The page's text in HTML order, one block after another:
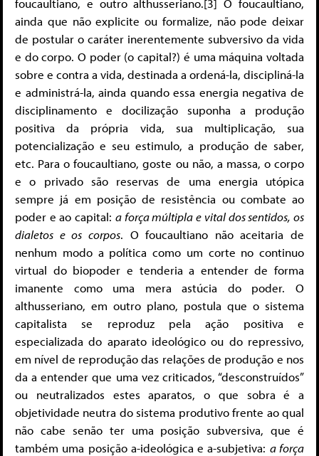
ainda que não explicite ou formalize, não pode deixar
de postular o caráter inerentemente subversivo da vida
e do corpo. O poder (o capital?) é uma máquina voltada
sobre e contra a vida, destinada a ordená-la, discipliná-la
e administrá-la, ainda quando essa energia negativa de
disciplinamento e docilização suponha a produção
positiva da própria vida, sua multiplicação, sua
potencialização e seu estimulo, a produção de saber,
etc. Para o foucaultiano, goste ou não, a massa, o corpo
e o privado são reservas de uma energia utópica
sempre já em posição de resistência ou combate ao
poder e ao capital: a força múltipla e vital dos sentidos, os
dialetos e os corpos. O foucaultiano não aceitaria de
nenhum modo a política como um corte no continuo
virtual do biopoder e tenderia a entender de forma
imanente como uma mera astúcia do poder. O
althusseriano, em outro plano, postula que o sistema
capitalista se reproduz pela ação positiva e
especializada do aparato ideológico ou do repressivo,
em nível de reprodução das relações de produção e nos
da a entender que uma vez criticados, “desconstruídos”
ou neutralizados estes aparatos, o que sobra é a
objetividade neutra do sistema produtivo frente ao qual
não cabe senão ter uma posição subversiva, que é
também uma posição a-ideológica e a-subjetiva: a força